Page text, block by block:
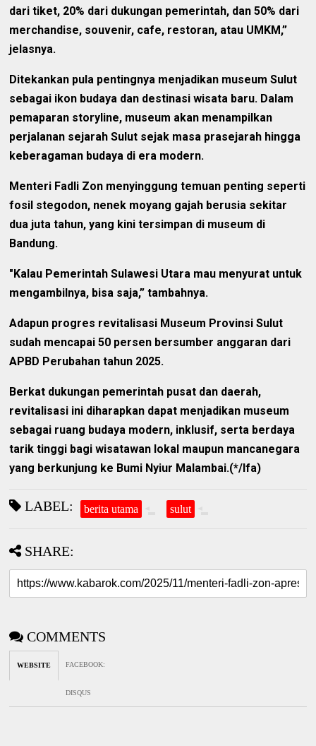
dari tiket, 20% dari dukungan pemerintah, dan 50% dari
merchandise, souvenir, cafe, restoran, atau UMKM,”
jelasnya. ‎
Ditekankan pula pentingnya menjadikan museum Sulut
sebagai ikon budaya dan destinasi wisata baru. ‎Dalam
pemaparan storyline, museum akan menampilkan
perjalanan sejarah Sulut sejak masa prasejarah hingga
keberagaman budaya di era modern. ‎
Menteri Fadli Zon menyinggung temuan penting seperti
fosil stegodon, nenek moyang gajah berusia sekitar
dua juta tahun, yang kini tersimpan di museum di
Bandung. ‎
"Kalau Pemerintah Sulawesi Utara mau menyurat untuk
mengambilnya, bisa saja,” tambahnya.
Adapun progres revitalisasi Museum Provinsi Sulut
sudah mencapai 50 persen bersumber ‎anggaran dari
APBD Perubahan tahun 2025.
Berkat dukungan pemerintah pusat dan daerah,
revitalisasi ini diharapkan dapat menjadikan museum
sebagai ruang budaya modern, inklusif, serta berdaya
tarik tinggi bagi wisatawan lokal maupun mancanegara
yang berkunjung ke Bumi Nyiur Malambai.(*/Ifa)
LABEL: berita utama sulut
SHARE:
COMMENTS
WEBSITE FACEBOOK:
DISQUS